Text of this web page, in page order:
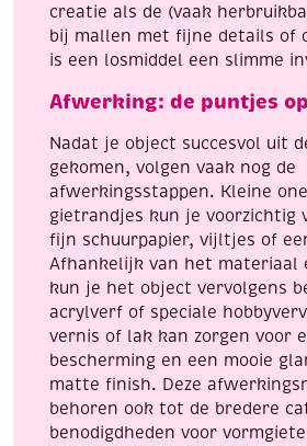
creatie als de (vaak
bij mallen met fijne details of
is een losmiddel een slimme
Afwerking: de puntjes
Nadat je object succesvol uit
gekomen, volgen vaak nog de
afwerkingsstappen. Kleine
gietrandjes kun je voorzichtig
fijn schuurpapier, vijltjes of
Afhankelijk van het materiaal
kun je het object vervolgens
acrylverf of speciale
vernis of lak kan zorgen voor
bescherming en een mooie
matte finish. Deze
behoren ook tot de bredere
benodigdheden voor